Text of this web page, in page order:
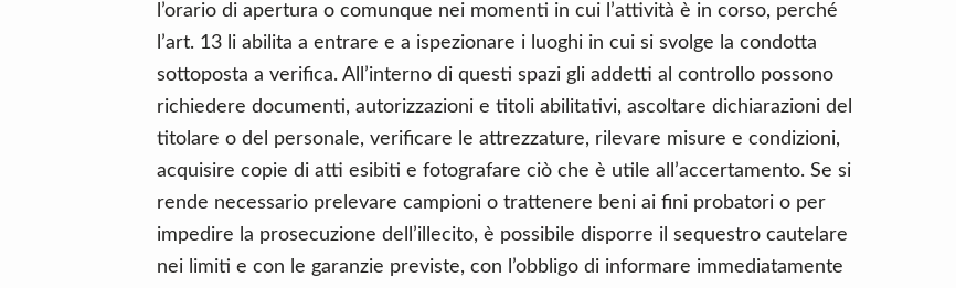
l’orario di apertura o comunque nei momenti in cui l’attività è in corso, perché
l’art. 13 li abilita a entrare e a ispezionare i luoghi in cui si svolge la condotta
sottoposta a verifica. All’interno di questi spazi gli addetti al controllo possono
richiedere documenti, autorizzazioni e titoli abilitativi, ascoltare dichiarazioni del
titolare o del personale, verificare le attrezzature, rilevare misure e condizioni,
acquisire copie di atti esibiti e fotografare ciò che è utile all’accertamento. Se si
rende necessario prelevare campioni o trattenere beni ai fini probatori o per
impedire la prosecuzione dell’illecito, è possibile disporre il sequestro cautelare
nei limiti e con le garanzie previste, con l’obbligo di informare immediatamente